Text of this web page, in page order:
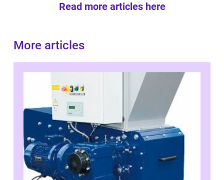
Read more articles here
More articles